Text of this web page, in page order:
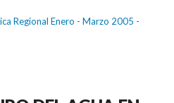
Regional Enero - Marzo 2005 -